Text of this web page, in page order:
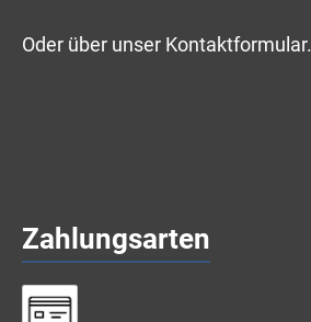
Oder über unser Kontaktformular.
Zahlungsarten